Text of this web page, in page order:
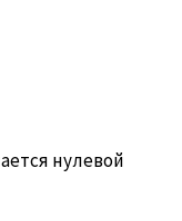
нулевой